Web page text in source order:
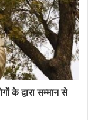
के द्वारा सम्मान से